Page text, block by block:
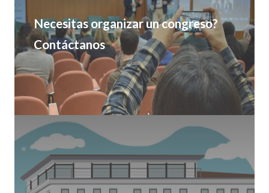
Necesitas organizar un congreso?
Contáctanos